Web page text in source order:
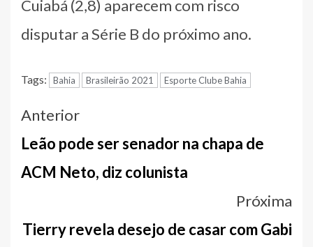
Cuiabá (2,8) aparecem com risco
disputar a Série B do próximo ano.
Tags: Bahia Brasileirão 2021 Esporte Clube Bahia
Navegação
entre
notícias
Anterior
Leão pode ser senador na chapa de
ACM Neto, diz colunista
Próxima
Tierry revela desejo de casar com Gabi